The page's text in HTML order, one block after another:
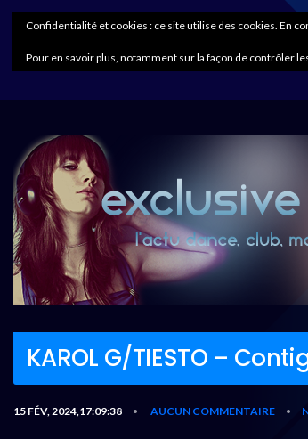
KAROL G/TIESTO –
15 FÉV, 2024,17:09:38 • AUCUN COMMENTAIRE •
Confidentialité et cookies : ce site utilise des cookies. En
Pour en savoir plus, notamment sur la façon de contrôler